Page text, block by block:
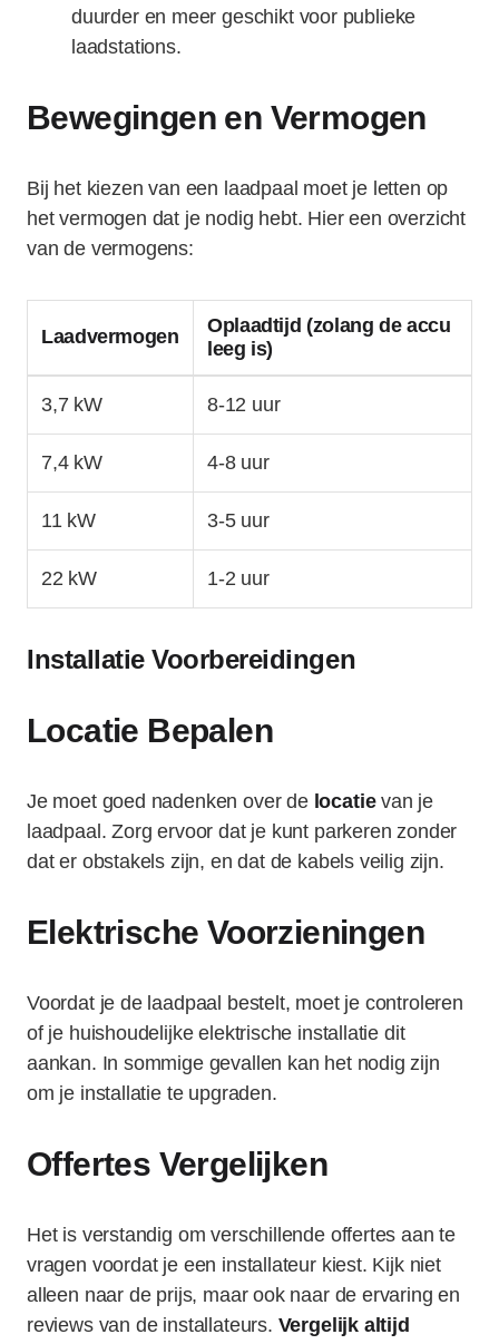
duurder en meer geschikt voor publieke
laadstations.
Bewegingen en Vermogen
Bij het kiezen van een laadpaal moet je letten op
het vermogen dat je nodig hebt. Hier een overzicht
van de vermogens:
Laadvermogen
Oplaadtijd (zolang de accu
leeg is)
3,7 kW 8-12 uur
7,4 kW 4-8 uur
11 kW 3-5 uur
22 kW 1-2 uur
Installatie Voorbereidingen
Locatie Bepalen
Je moet goed nadenken over de locatievan je
laadpaal. Zorg ervoor dat je kunt parkeren zonder
dat er obstakels zijn, en dat de kabels veilig zijn.
Elektrische Voorzieningen
Voordat je de laadpaal bestelt, moet je controleren
of je huishoudelijke elektrische installatie dit
aankan. In sommige gevallen kan het nodig zijn
om je installatie te upgraden.
Offertes Vergelijken
Het is verstandig om verschillende offertes aan te
vragen voordat je een installateur kiest. Kijk niet
alleen naar de prijs, maar ook naar de ervaring en
reviews van de installateurs. Vergelijk altijd